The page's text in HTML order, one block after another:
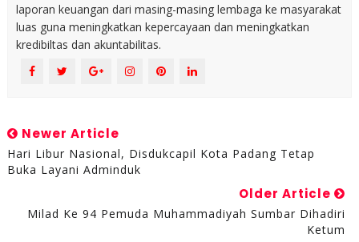
laporan keuangan dari masing-masing lembaga ke masyarakat
luas guna meningkatkan kepercayaan dan meningkatkan
kredibiltas dan akuntabilitas.
Newer Article
Hari Libur Nasional, Disdukcapil Kota Padang Tetap
Buka Layani Adminduk
Older Article
Milad Ke 94 Pemuda Muhammadiyah Sumbar Dihadiri
Ketum